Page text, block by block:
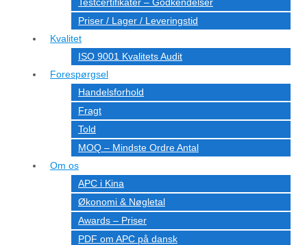
Priser / Lager / Leveringstid
Kvalitet
ISO 9001 Kvalitets Audit
Forespørgsel
Handelsforhold
Fragt
Told
MOQ – Mindste Ordre Antal
Om os
APC i Kina
Økonomi & Nøgletal
Awards – Priser
PDF om APC på dansk